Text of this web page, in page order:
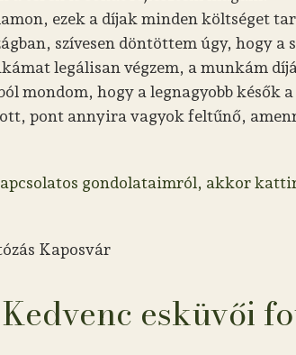
ezek a díjak minden költséget
szívesen döntöttem úgy, hogy
legálisan végzem, a munkám
mondom, hogy a legnagyobb késők
pont annyira vagyok feltűnő,
gondolataimról, akkor
Kaposvár
Kedvenc esküvői